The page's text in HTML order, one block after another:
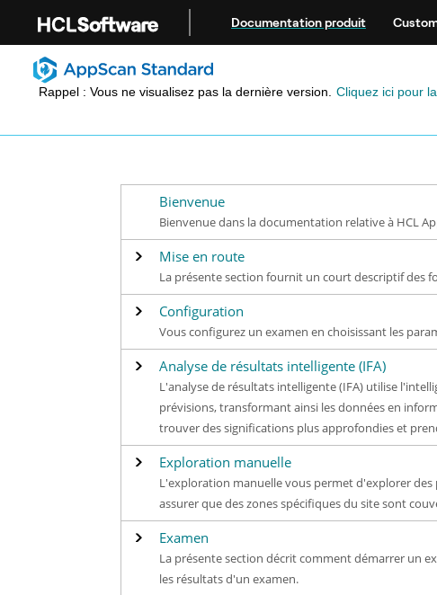
Documentation produit
Rappel : Vous ne visualisez pas la dernière version. Cliquez ici pour
Bienvenue
Bienvenue dans la documentation relative à HCL
Mise en route
La présente section fournit un court descriptif des
Configuration
Vous configurez un examen en choisissant les
Analyse de résultats intelligente (IFA)
L'analyse de résultats intelligente (IFA) utilise
prévisions, transformant ainsi les données en
trouver des significations plus approfondies et
Exploration manuelle
L'exploration manuelle vous permet d'explorer des
assurer que des zones spécifiques du site sont
Examen
La présente section décrit comment démarrer un
les résultats d'un examen.